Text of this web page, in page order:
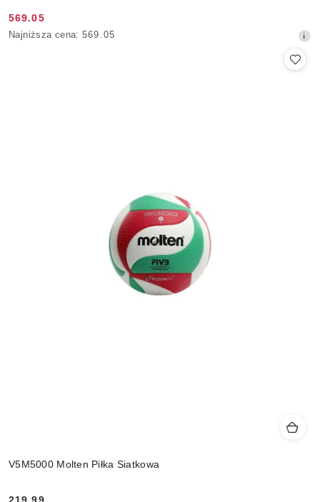
Cena
promocyjna:
569.05
Najniższa
Najniższa cena: 569.05
V5M5000 Molten Piłka Siatkowa